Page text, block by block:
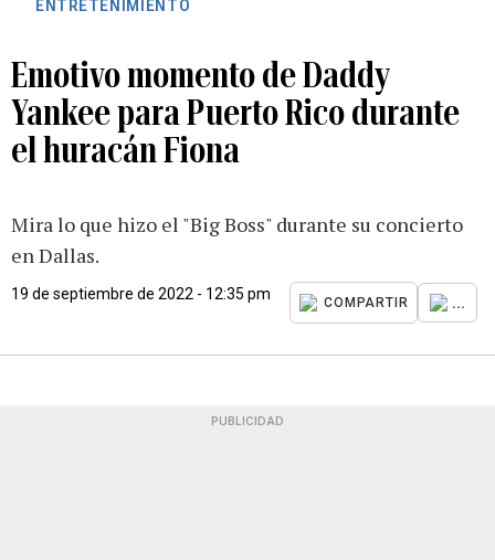
ENTRETENIMIENTO
Emotivo momento de Daddy
Yankee para Puerto Rico durante
el huracán Fiona
Mira lo que hizo el "Big Boss" durante su concierto
en Dallas.
19 de septiembre de 2022 - 12:35 pm
COMPARTIR ...
PUBLICIDAD